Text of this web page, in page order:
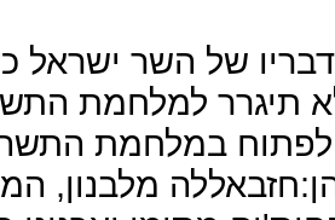
של השר ישראל
תיגרר למלחמת
לפתוח במלחמת
מלבנון,